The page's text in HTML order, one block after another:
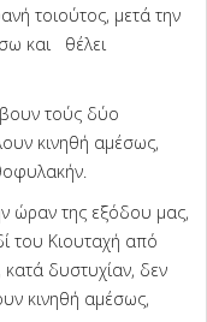
τοιούτος, μετά την
και θέλει
τούς δύο
κινηθή αμέσως,
ώραν της εξόδου μας,
του Κιουταχή από
δυστυχίαν, δεν
κινηθή αμέσως,